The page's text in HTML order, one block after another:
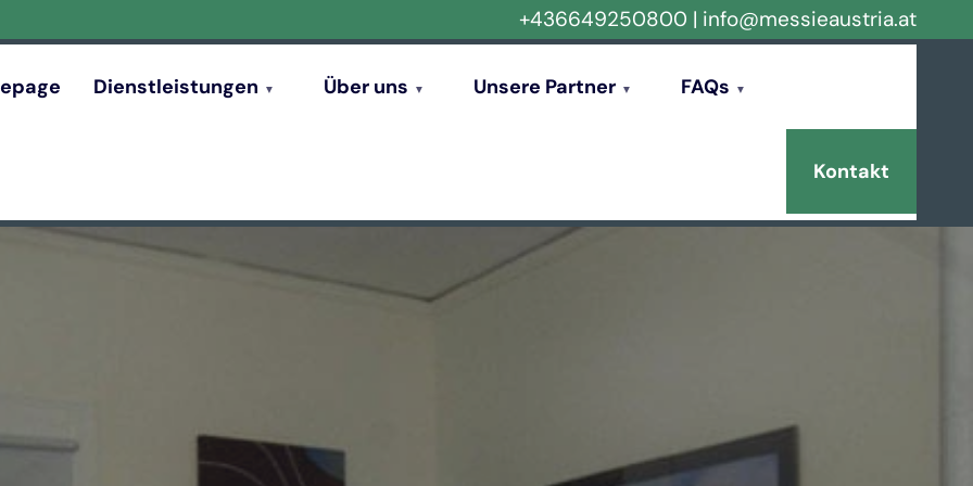
+436649250800 | info@messieaustria.at
Dienstleistungen Über uns Unsere Partner FAQs
Kontakt